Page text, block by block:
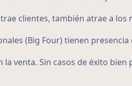
clientes, también atrae a
(Big Four) tienen
la venta. Sin casos de éxito